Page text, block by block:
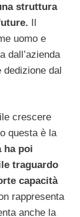
struttura
Il
uomo e
dall’azienda
dedizione dal
crescere
questa è la
ha poi
traguardo
capacità
rappresenta
anche la